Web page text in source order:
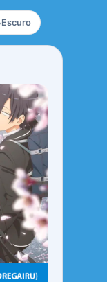
Escuro